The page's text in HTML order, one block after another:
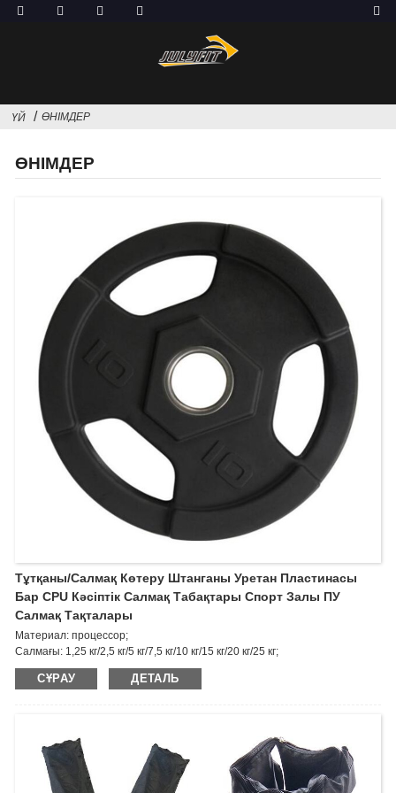
ҮЙ ӨНІМДЕР
ӨНІМДЕР
Тұтқаны/салмақ Көтеру Штанганы Уретан Пластинасы
Бар CPU Кәсіптік Салмақ Табақтары Спорт Залы ПУ
Салмақ Тақталары
Материал: процессор;
Салмағы: 1,25 кг/2,5 кг/5 кг/7,5 кг/10 кг/15 кг/20 кг/25 кг;
Ерекшелігі: Жоғарғы үйкеліске қарсы, жоғары беріктік, жоғары қаттылық,
Қартаюға төзімділік, төмен және жоғары температураға төзімділік.
СҰРАУ ДЕТАЛЬ